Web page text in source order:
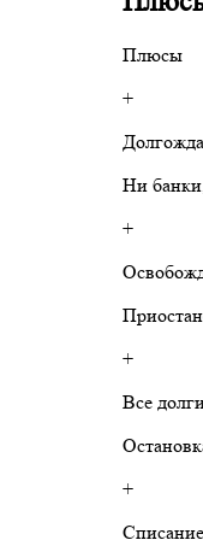
Плюсы
+
Ни
+
+
Все
+